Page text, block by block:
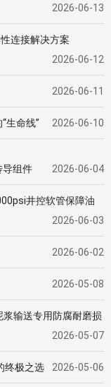
2026-06-13
连接解决方案
2026-06-12
2026-06-11
生命线” 2026-06-10
导组件 2026-06-04
井控软管保障油
2026-06-03
2026-06-02
2026-05-08
浆输送专用防腐耐磨损
2026-05-07
终极之选 2026-05-06